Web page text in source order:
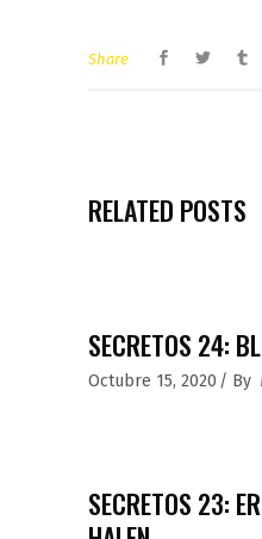
Share
RELATED POSTS
SECRETOS 24:
Octubre 15, 2020 By
SECRETOS 23: